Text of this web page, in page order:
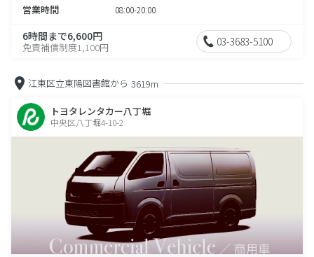
営業時間 08:00-20:00
6時間まで6,600円
免責補償制度1,100円 03-3683-5100
江東区立東陽図書館から 3619m
トヨタレンタカー八丁堀
中央区八丁堀4-10-2